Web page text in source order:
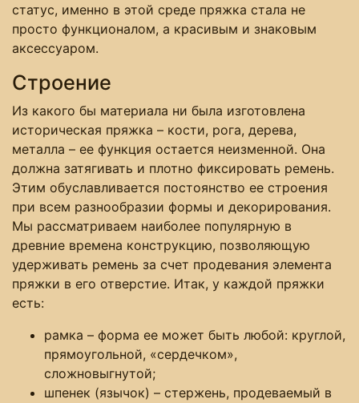
статус, именно в этой среде пряжка стала не
просто функционалом, а красивым и знаковым
аксессуаром.
Строение
Из какого бы материала ни была изготовлена
историческая пряжка – кости, рога, дерева,
металла – ее функция остается неизменной. Она
должна затягивать и плотно фиксировать ремень.
Этим обуславливается постоянство ее строения
при всем разнообразии формы и декорирования.
Мы рассматриваем наиболее популярную в
древние времена конструкцию, позволяющую
удерживать ремень за счет продевания элемента
пряжки в его отверстие. Итак, у каждой пряжки
есть:
рамка – форма ее может быть любой: круглой,
прямоугольной, «сердечком»,
сложновыгнутой;
шпенек (язычок) – стержень, продеваемый в